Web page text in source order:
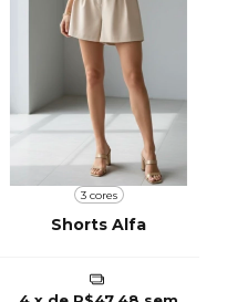
3 cores
Shorts Alfa